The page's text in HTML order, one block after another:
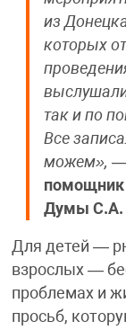
из
которых
так и по
Все
можем»,
помощник
Думы С.А.
Для детей —
взрослых —
проблемах и
просьб,